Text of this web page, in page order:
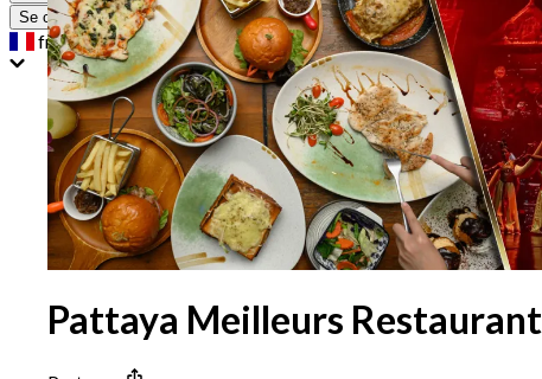
Se connecter
fr
Pattaya Meilleurs